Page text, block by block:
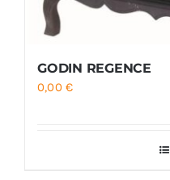
GODIN REGENCE
0,00€